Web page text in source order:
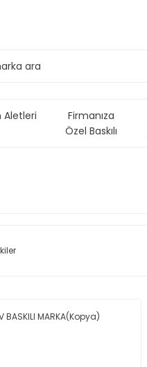
Aletleri
Firmanıza
Özel Baskılı